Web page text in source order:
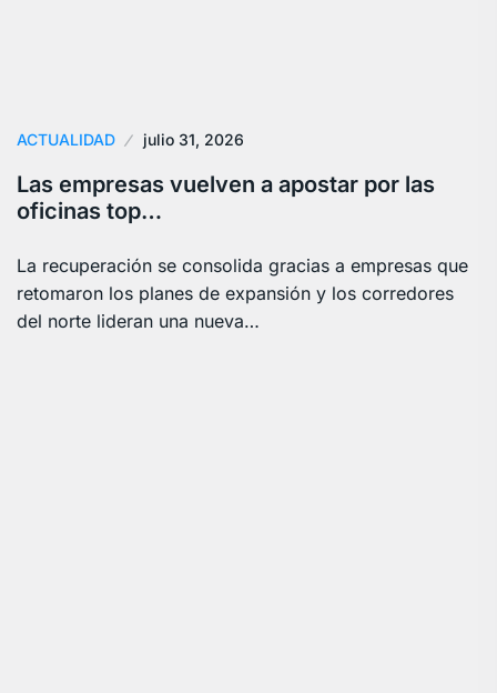
ACTUALIDAD julio 31, 2026
Las empresas vuelven a apostar por las
oficinas top…
La recuperación se consolida gracias a empresas que
retomaron los planes de expansión y los corredores
del norte lideran una nueva…